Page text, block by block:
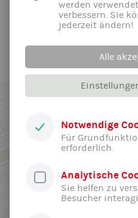
Wochen vorabhier.
Bitte informiert euch auch
werden
verbessern. Sie
jederzeit ändern!
Alle
Notwendige
Für
erforderlich.
Analytische
Sie helfen zu
Besucher